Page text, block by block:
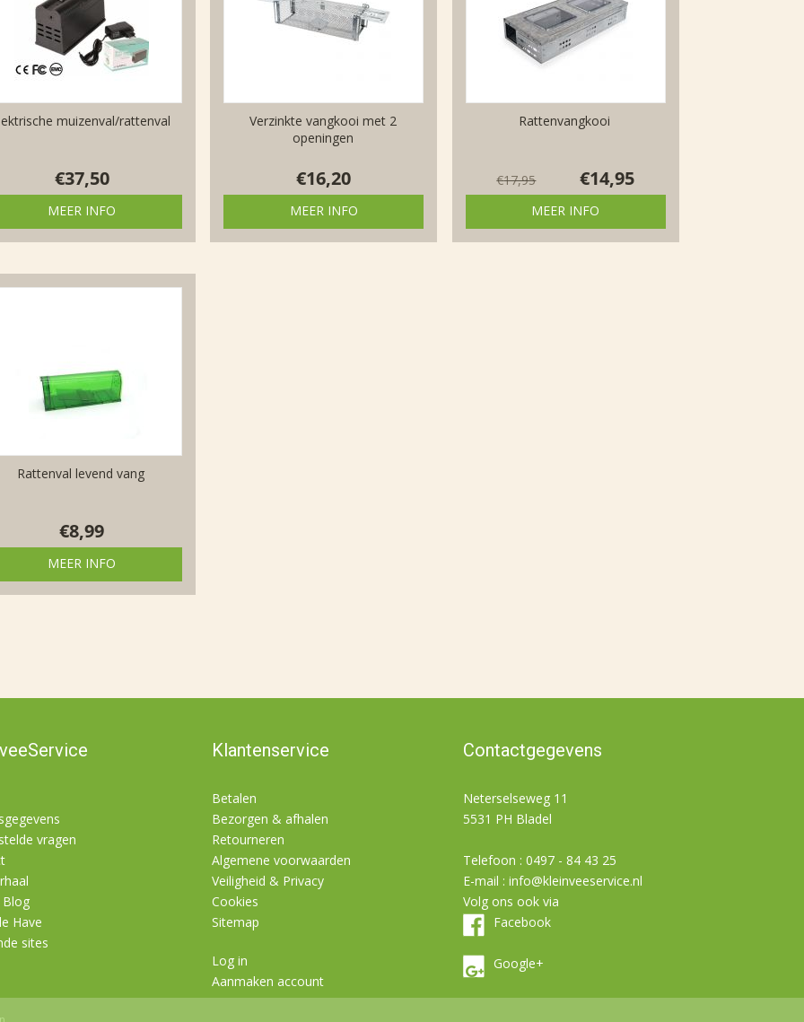
muizenval/rattenval
€37,50
MEER INFO
Verzinkte vangkooi met 2
openingen
€16,20
MEER INFO
Rattenvangkooi
€17,95 €14,95
MEER INFO
Rattenval levend vang
€8,99
MEER INFO
vragen
Blog
Have
sites
Klantenservice
Betalen
Bezorgen & afhalen
Retourneren
Algemene voorwaarden
Veiligheid & Privacy
Cookies
Sitemap
Log in
Aanmaken account
Contactgegevens
Neterselseweg 11
5531 PH Bladel
Telefoon : 0497 - 84 43 25
E-mail :info@kleinveeservice.nl
Volg ons ook via
Facebook
Google+